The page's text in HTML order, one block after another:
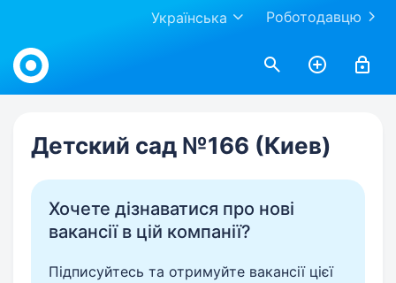
Роботодавцю
Українська
Work.ua
Детский сад №166 (Киев)
Хочете дізнаватися про нові
вакансії в цій компанії?
Підписуйтесь та отримуйте вакансії цієї